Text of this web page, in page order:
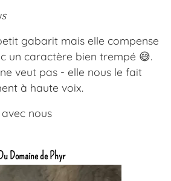
gabarit mais elle compense
un caractère bien trempé 😅.
veut pas - elle nous le fait
à haute voix.
nous
Domaine de Phyr